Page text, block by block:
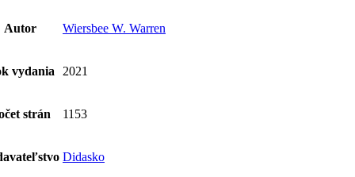
Autor Wiersbee W. Warren
vydania 2021
strán 1153
Didasko